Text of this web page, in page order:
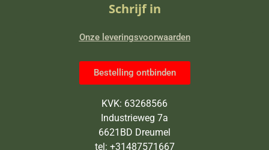
Schrijf in
Onze leveringsvoorwaarden
Bestelling ontbinden
KVK: 63268566
Industrieweg 7a
6621BD Dreumel
tel: +31487571667